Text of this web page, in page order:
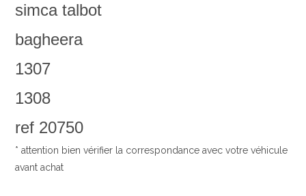
simca talbot
bagheera
1307
1308
ref 20750
* attention bien vérifier la correspondance avec votre véhicule
avant achat